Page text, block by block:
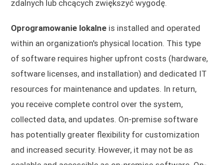
zdalnych lub chcących zwiększyć wygodę.
Oprogramowanie lokalne is installed and operated
within an organization's physical location. This type
of software requires higher upfront costs (hardware,
software licenses, and installation) and dedicated IT
resources for maintenance and updates. In return,
you receive complete control over the system,
collected data, and updates. On-premise software
has potentially greater flexibility for customization
and increased security. However, it may not be as